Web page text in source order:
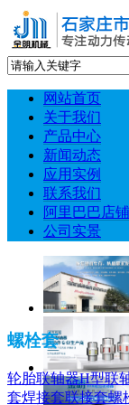
网站首页
关于我们
产品中心
新闻动态
应用实例
联系我们
阿里巴巴店铺
公司实景
螺栓套
轮胎联轴器H型联
套焊接套联接套螺